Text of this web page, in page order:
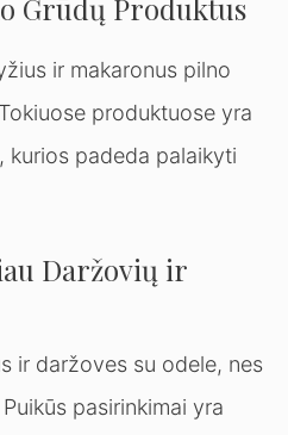
Grūdų Produktus
ir makaronus pilno
produktuose yra
kurios padeda palaikyti
Daržovių ir
ir daržoves su odele, nes
pasirinkimai yra